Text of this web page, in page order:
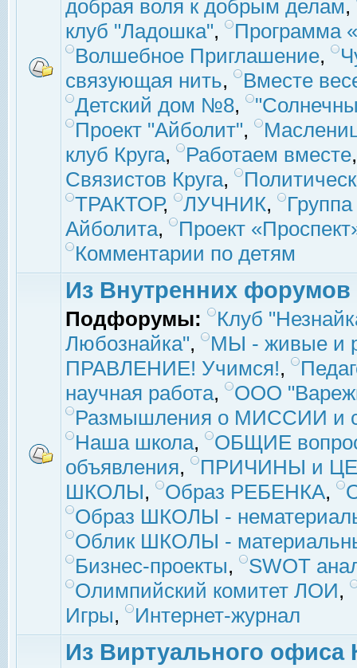
добрая воля к добрым делам,
клуб "Ладошка",
Программа
Волшебное Приглашение,
связующая нить,
Вместе
Детский дом №8,
Проект "Айболит",
клуб Круга, Работаем вместе
Связистов Круга,
ТРАКТОР, ЛУЧНИК,
Айболита,
Проект
Комментарии по детям
Из Внутренних форумов
Подфорумы:
Клуб
Любознайка",
МЫ - живые и
ПРАВЛЕНИЕ! Учимся!,
научная работа,
ООО
Размышления о МИССИИ и
Наша школа,
ОБЩИЕ
объявления,
ПРИЧИНЫ и
ШКОЛЫ, Образ РЕБЕНКА,
Образ ШКОЛЫ -
Облик ШКОЛЫ -
Бизнес-проекты,
SWOT
Олимпийский комитет ЛОИ,
Игры, Интернет-журнал
Из Виртуального офиса